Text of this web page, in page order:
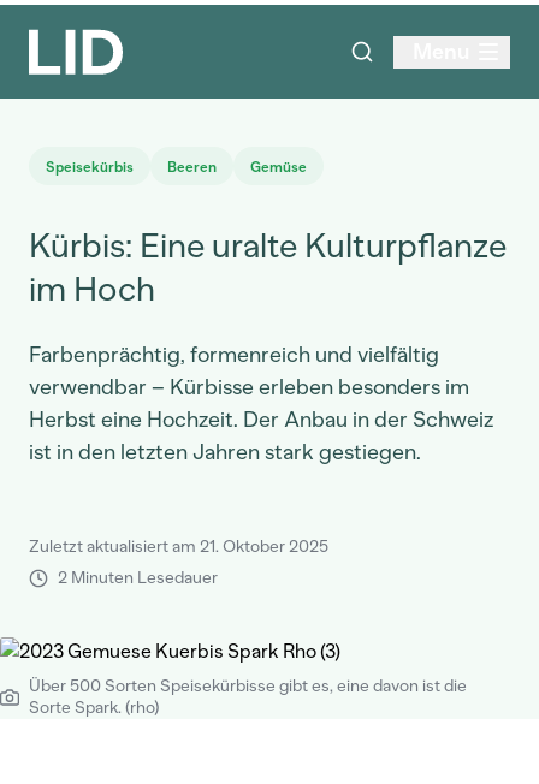
Speisekürbis Beeren Gemüse
Kürbis: Eine uralte Kulturpflanze
im Hoch
Farbenprächtig, formenreich und vielfältig
verwendbar – Kürbisse erleben besonders im
Herbst eine Hochzeit. Der Anbau in der Schweiz
ist in den letzten Jahren stark gestiegen.
Zuletzt aktualisiert am 21. Oktober 2025
2 Minuten Lesedauer
Über 500 Sorten Speisekürbisse gibt es, eine davon ist die
Sorte Spark. (rho)